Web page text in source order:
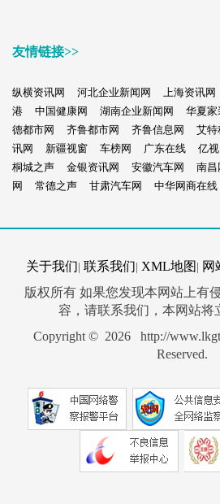
友情链接>>
纵横资讯网 河北企业新闻网 上海资讯网
港
中国健康网 湖南企业新闻网 华夏家
德都市网
齐鲁都市网 齐鲁信息网 艾特
讯网
新疆视窗 车榜网 广东在线 亿视
桐城之声
金银资讯网 安徽汽车网 南昌
网
常德之声 甘肃汽车网 中华网商在线
关于我们 联系我们 XML地图 网
版权所有 如果您发现本网站上有
容，请联系我们，本网站将
Copyright © 2026 http://
Reserved.